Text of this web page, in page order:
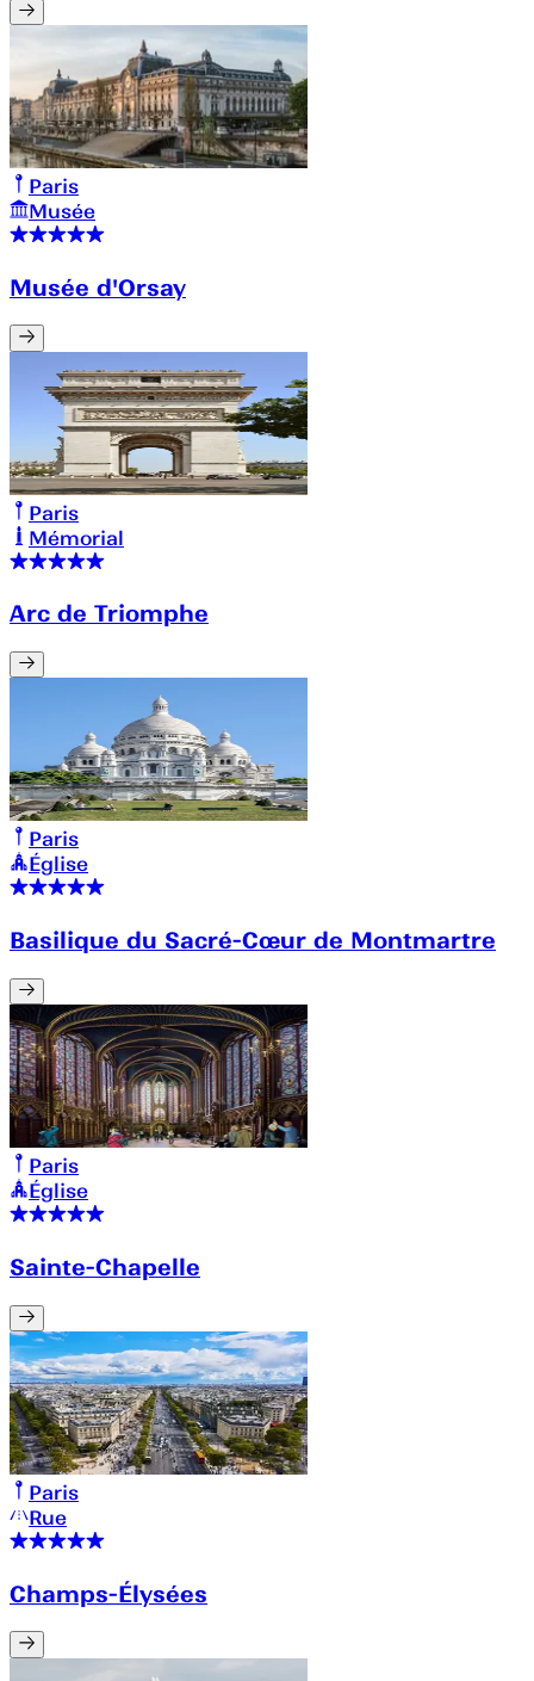
Paris
Musée
Musée d'Orsay
Paris
Mémorial
Arc de Triomphe
Paris
Église
Basilique du Sacré-Cœur de Montmartre
Paris
Église
Sainte-Chapelle
Paris
Rue
Champs-Élysées